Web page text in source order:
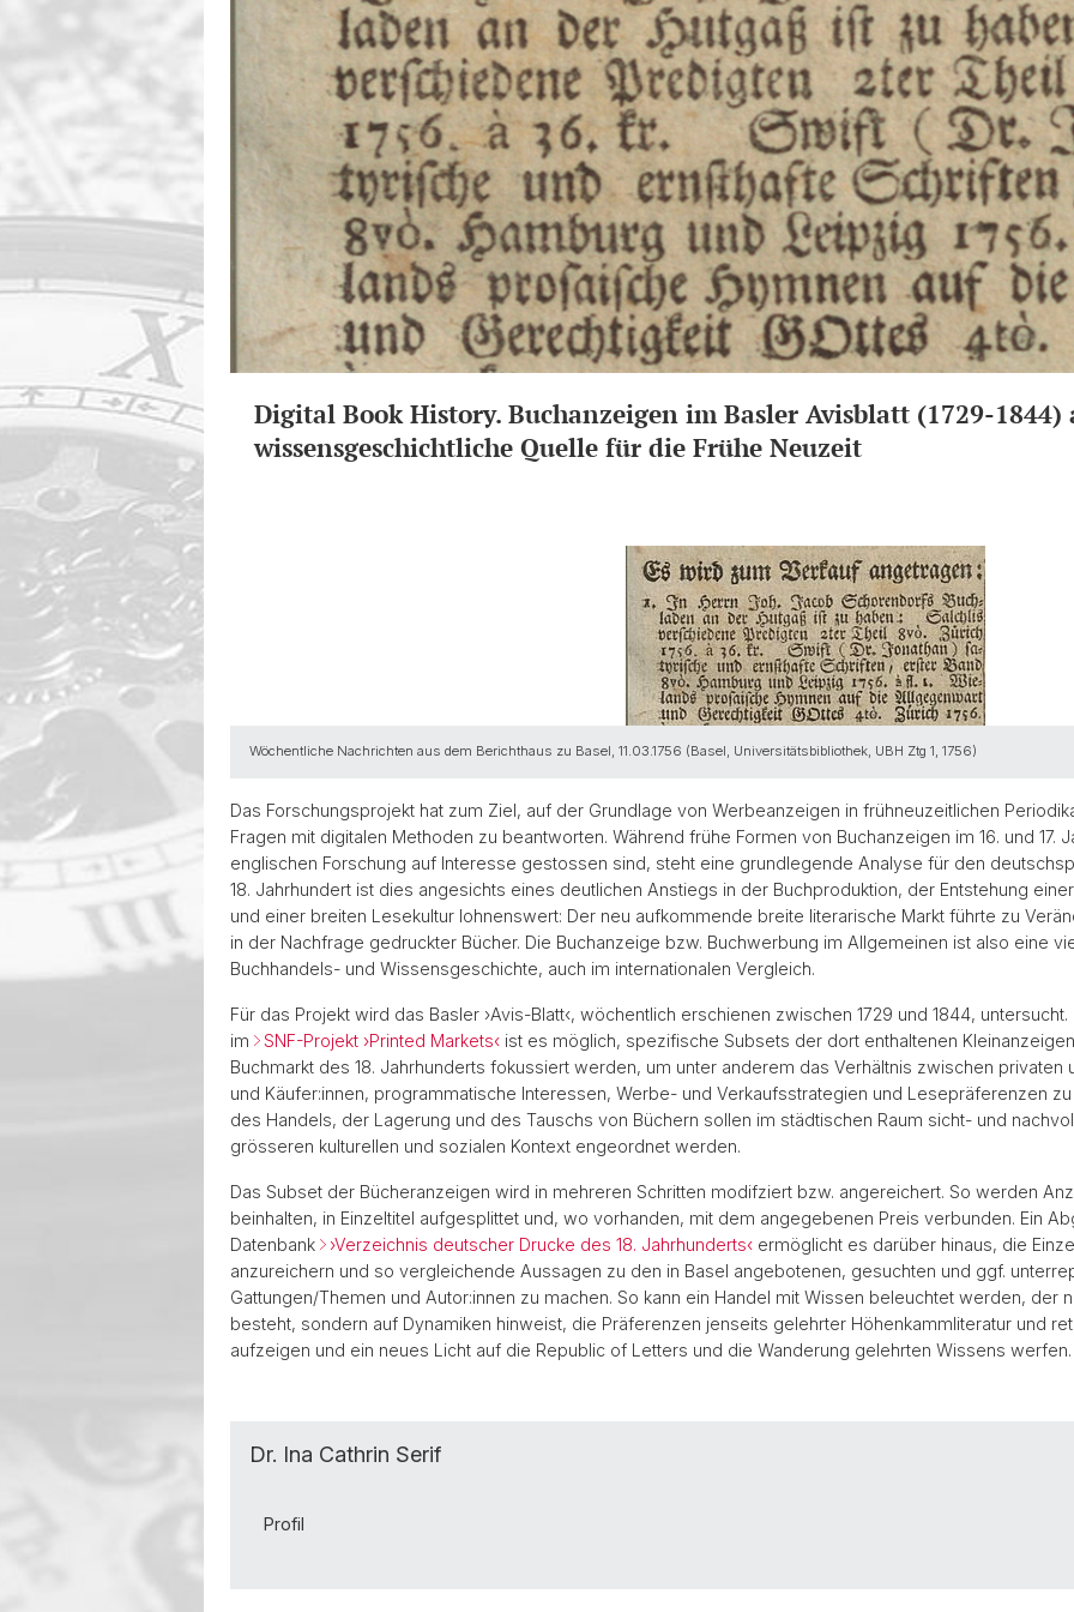
Digital Book History. Buchanzeigen im Basler Avisblatt (1729-1844)
wissensgeschichtliche Quelle für die Frühe Neuzeit
Wöchentliche Nachrichten aus dem Berichthaus zu Basel, 11.03.1756 (Basel, Universitätsbibliothek, UBH Ztg 1, 1756)
Das Forschungsprojekt hat zum Ziel, auf der Grundlage von Werbeanzeigen in frühneuzeitlichen
Fragen mit digitalen Methoden zu beantworten. Während frühe Formen von Buchanzeigen im 16. und 17.
englischen Forschung auf Interesse gestossen sind, steht eine grundlegende Analyse für den
18. Jahrhundert ist dies angesichts eines deutlichen Anstiegs in der Buchproduktion, der Entstehung
und einer breiten Lesekultur lohnenswert: Der neu aufkommende breite literarische Markt führte zu
in der Nachfrage gedruckter Bücher. Die Buchanzeige bzw. Buchwerbung im Allgemeinen ist also eine
Buchhandels- und Wissensgeschichte, auch im internationalen Vergleich.
Für das Projekt wird das Basler ›Avis-Blatt‹, wöchentlich erschienen zwischen 1729 und 1844,
im
SNF-Projekt ›Printed Markets‹ ist es möglich, spezifische Subsets der dort enthaltenen
Buchmarkt des 18. Jahrhunderts fokussiert werden, um unter anderem das Verhältnis zwischen
und Käufer:innen, programmatische Interessen, Werbe- und Verkaufsstrategien und Lesepräferenzen
des Handels, der Lagerung und des Tauschs von Büchern sollen im städtischen Raum sicht- und
grösseren kulturellen und sozialen Kontext engeordnet werden.
Das Subset der Bücheranzeigen wird in mehreren Schritten modifziert bzw. angereichert. So werden
beinhalten, in Einzeltitel aufgesplittet und, wo vorhanden, mit dem angegebenen Preis verbunden. Ein
Datenbank
›Verzeichnis deutscher Drucke des 18. Jahrhunderts‹ ermöglicht es darüber hinaus, die
anzureichern und so vergleichende Aussagen zu den in Basel angebotenen, gesuchten und ggf.
Gattungen/Themen und Autor:innen zu machen. So kann ein Handel mit Wissen beleuchtet werden, der
besteht, sondern auf Dynamiken hinweist, die Präferenzen jenseits gelehrter Höhenkammliteratur und
aufzeigen und ein neues Licht auf die Republic of Letters und die Wanderung gelehrten Wissens werfen.
Dr. Ina Cathrin Serif
Profil